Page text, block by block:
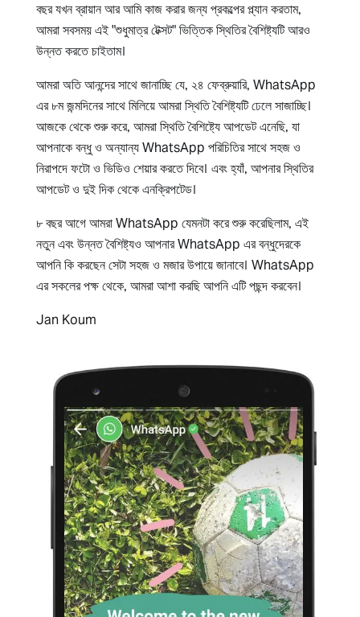
বছর যখন ব্রায়ান আর আমি কাজ করার জন্য প্রকল্পের প্ল্যান করতাম,
আমরা সবসময় এই "শুধুমাত্র টেক্সট" ভিত্তিক স্থিতির বৈশিষ্ট্যটি আরও
উন্নত করতে চাইতাম।
আমরা অতি আনন্দের সাথে জানাচ্ছি যে, ২৪ ফেব্রুয়ারি, WhatsApp
এর ৮ম জন্মদিনের সাথে মিলিয়ে আমরা স্থিতি বৈশিষ্ট্যটি ঢেলে সাজাচ্ছি।
আজকে থেকে শুরু করে, আমরা স্থিতি বৈশিষ্ট্যে আপডেট এনেছি, যা
আপনাকে বন্ধু ও অন্যান্য WhatsApp পরিচিতির সাথে সহজ ও
নিরাপদে ফটো ও ভিডিও শেয়ার করতে দিবে। এবং হ্যাঁ, আপনার স্থিতির
আপডেট ও দুই দিক থেকে এনক্রিপটেড।
৮ বছর আগে আমরা WhatsApp যেমনটা করে শুরু করেছিলাম, এই
নতুন এবং উন্নত বৈশিষ্ট্যও আপনার WhatsApp এর বন্ধুদেরকে
আপনি কি করছেন সেটা সহজ ও মজার উপায়ে জানাবে। WhatsApp
এর সকলের পক্ষ থেকে, আমরা আশা করছি আপনি এটি পছন্দ করবেন।
Jan Koum